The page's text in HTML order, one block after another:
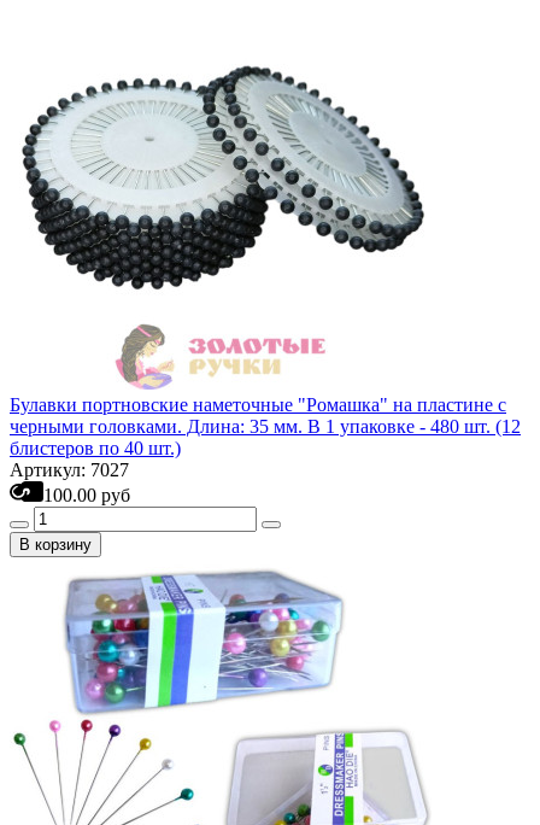
Булавки портновские наметочные "Ромашка" на пластине с
черными головками. Длина: 35 мм. В 1 упаковке - 480 шт. (12
блистеров по 40 шт.)
Артикул: 7027
100.00 руб
В корзину